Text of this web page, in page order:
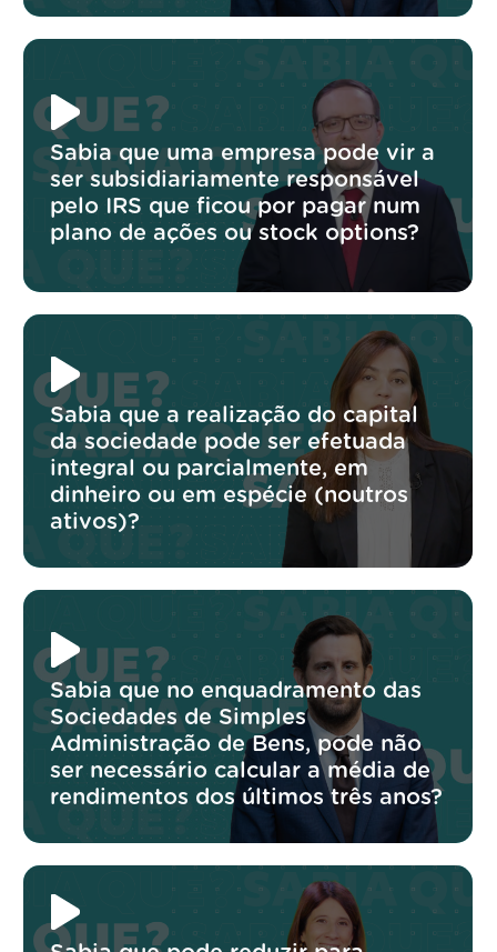
Sabia que uma empresa pode vir a
ser subsidiariamente responsável
pelo IRS que ficou por pagar num
plano de ações ou stock options?
Sabia que a realização do capital
da sociedade pode ser efetuada
integral ou parcialmente, em
dinheiro ou em espécie (noutros
ativos)?
Sabia que no enquadramento das
Sociedades de Simples
Administração de Bens, pode não
ser necessário calcular a média de
rendimentos dos últimos três anos?